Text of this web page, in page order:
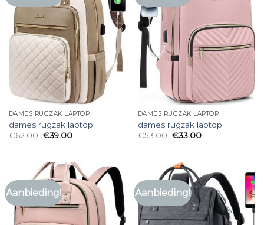
DAMES RUGZAK LAPTOP
dames rugzak laptop
€62.00 €39.00
DAMES RUGZAK LAPTOP
dames rugzak laptop
€53.00 €33.00
Aanbieding! Aanbieding!